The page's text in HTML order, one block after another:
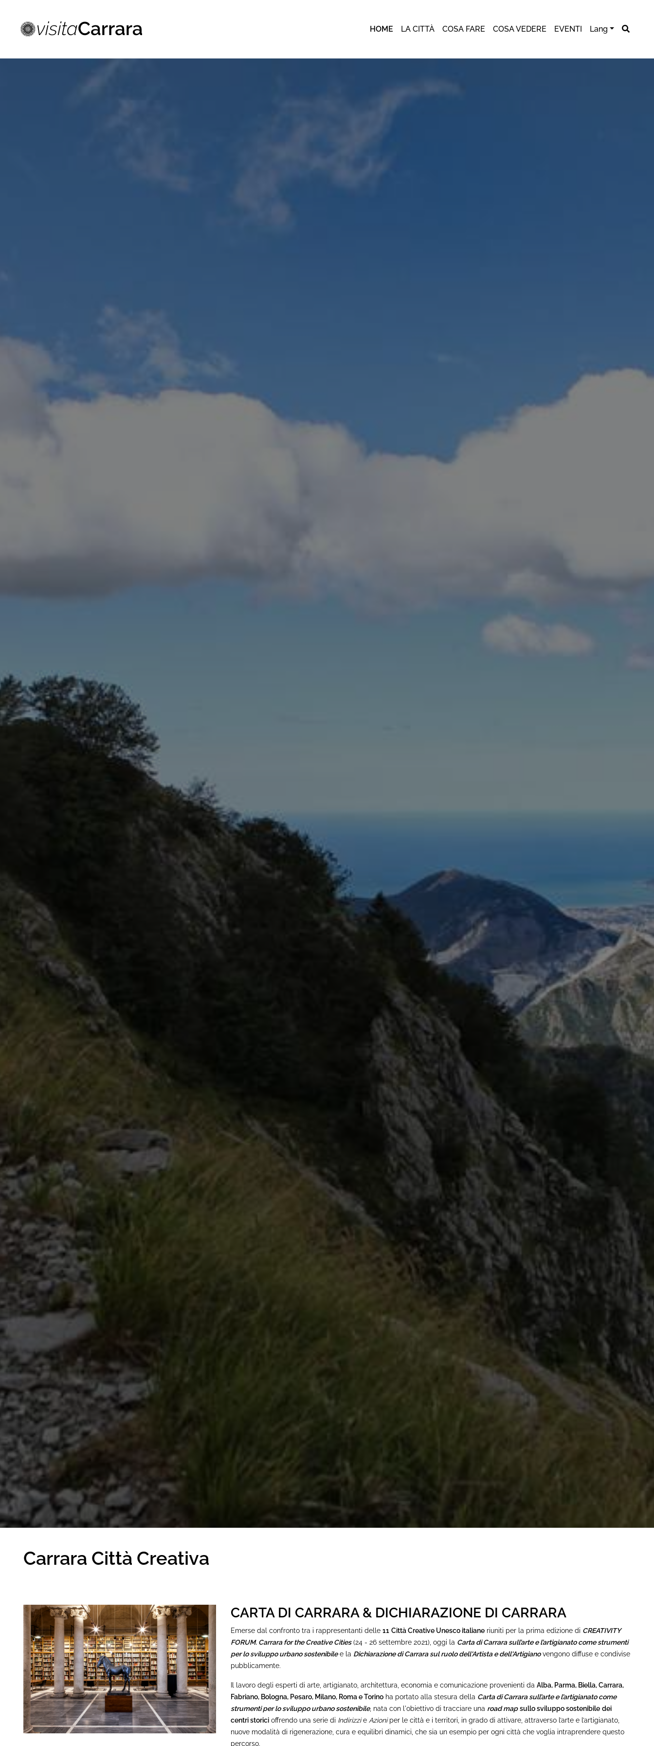
HOME LA CITTÀ COSA FARE COSA VEDERE EVENTI Lang
Carrara Città Creativa
CARTA DI CARRARA & DICHIARAZIONE DI CARRARA
Emerse dal confronto tra i rappresentanti delle 11 Città Creative Unesco italiane riuniti per la prima edizione di CREATIVITY
FORUM. Carrara for the Creative Cities (24 - 26 settembre 2021) , oggi l a Carta di Carrara sull’arte e l’artigianato come strumenti
per lo sviluppo urbano sostenibile e la Dichiarazione di Carrara sul ruolo dell'Artista e dell'Artigianovengono diffuse e condivise
pubblicamente.
lavoro degli esperti di arte, artigianato, architettura, economia e comunicazione provenienti da Alba, Parma, Biella, Carrara,
Fabriano, Bologna, Pesaro, Milano, Roma e Torino ha portato alla stesura della Carta di Carrara sull’arte e l’artigianato come
strumenti per lo sviluppo urbano sostenibile, nata con l'obiettivo di tracciare una road map sullo sviluppo sostenibile dei
centri storici offrendo una serie di Indirizzi e Azioni per le città e i territori, in grado di attivare, attraverso l’arte e l’artigianato,
nuove modalità di rigenerazione, cura e equilibri dinamici, che sia un esempio per ogni città che voglia intraprendere questo
percorso.